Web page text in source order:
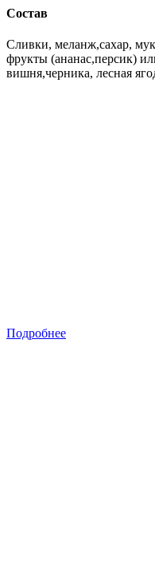
Состав
Сливки, меланж,сахар,
фрукты (ананас,персик)
вишня,черника, лесная
Подробнее